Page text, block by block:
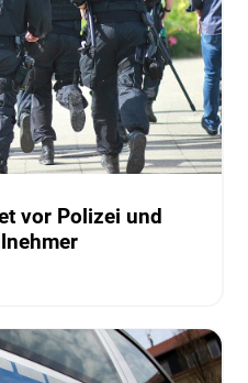
vor Polizei und